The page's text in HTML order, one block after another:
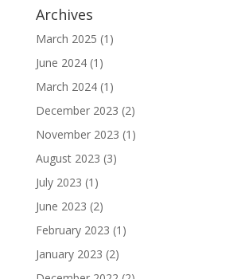
Archives
March 2025 (1)
June 2024(1)
March 2024(1)
December 2023 (2)
November 2023 (1)
August 2023 (3)
July 2023 (1)
June 2023 (2)
February 2023 (1)
January 2023 (2)